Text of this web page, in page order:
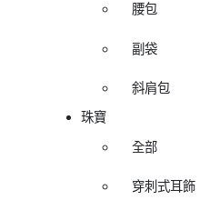
腰包
副袋
斜肩包
珠寶
全部
穿刺式耳飾